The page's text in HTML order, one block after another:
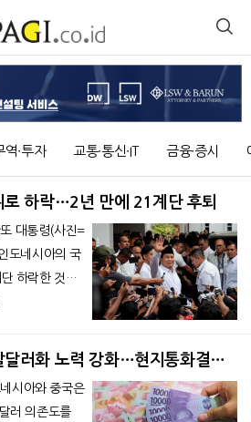
역∙투자 교통∙통신∙IT 금융∙증시
로 하락…2년 만에 21계단 후퇴
대통령(사진=
도네시아의 국
하락한 것으
율성, 인프라
퇴했다.스위스
달러화 노력 강화…현지통화결제
시아와 중국은
러 의존도를